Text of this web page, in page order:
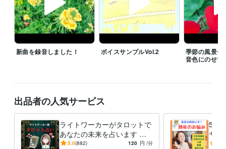
通常サービスはいつでも受け付けております。
クリエイター / 音楽家・作曲家・作詞家 経験年数 : 42年
職歴
カウンセリング・コーチング
音楽家 1979年3月 ~ 現在
ビジネスプロモーター 2014年8月 ~ 現在
新曲を録音しました！ ボイスサンプルVol.2
季節の風景〜
音色にのせて
出品者の人気サービス
ライトワーカーがタロットで
あなたの未来を占います 恋
愛・人間関係・お仕事❤️あな
5.0(882) 120 円 /分
50才
ヤし
年・